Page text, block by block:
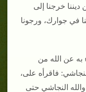
ديننا خرجنا إلى
في جوارك، ورجونا
عن الله من
فاقرأه على،
النجاشي حتى